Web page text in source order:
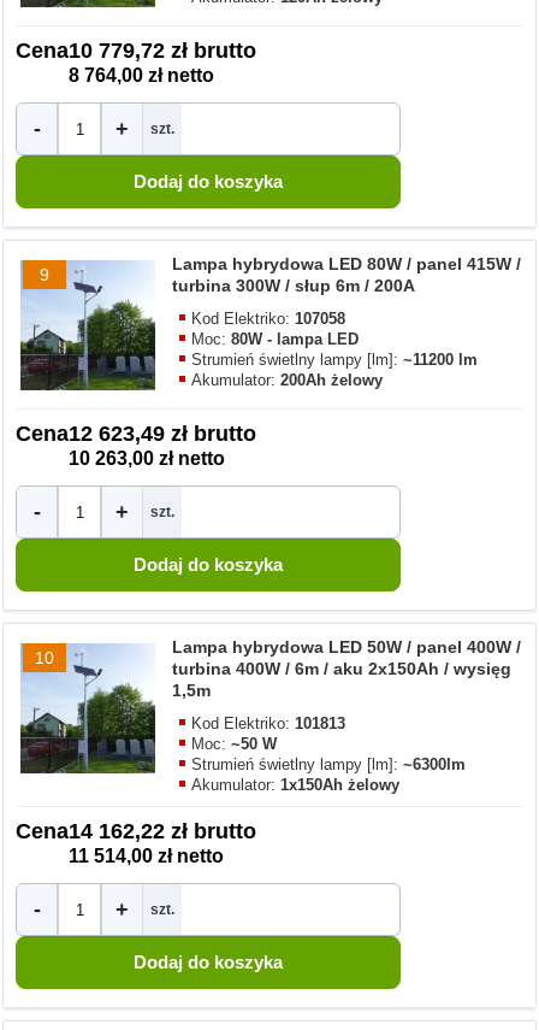
Cena10 779,72 zł brutto
8 764,00 zł netto
- + szt.
9
Lampa hybrydowa LED 80W / panel 415W /
turbina 300W / słup 6m / 200A
Kod Elektriko:107058
Moc:80W - lampa LED
Strumień świetlny lampy [lm]:~11200 lm
Akumulator:200Ah żelowy
Cena12 623,49 zł brutto
10 263,00 zł netto
- + szt.
10
Lampa hybrydowa LED 50W / panel 400W /
turbina 400W / 6m / aku 2x150Ah / wysięg
1,5m
Kod Elektriko:101813
Moc:~50 W
Strumień świetlny lampy [lm]:~6300lm
Akumulator:1x150Ah żelowy
Cena14 162,22 zł brutto
11 514,00 zł netto
- + szt.